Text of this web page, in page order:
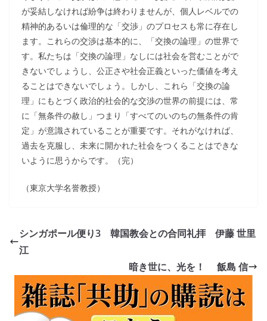
が妥結しなければ紛争は終わりませんが、個人レベルでの
精神的あるいは倫理的な「交渉」のプロセスも常に存在し
ます。これらの交渉は基本的に、「交換の論理」の世界で
す。私たちは「交換の論理」なしには社会を営むことがで
きないでしょうし、公正さや社会正義といった価値を考え
ることはできないでしょう。しかし、これら「交換の論
理」にもとづく政治的社会的な交渉の世界の前提には、常
に「無条件の赦し」つまり「すべてのいのちの無条件の肯
定」が意識されていることが重要です。それがなければ、
過去を克服し、未来に開かれた社会をつくることはできな
いように思うからです。（完）
（東京大学名誉教授）
シンガポール便り3 韓国教会との合同礼拝 伊藤 世里
江
暗き世に、光を！ 飯島 信